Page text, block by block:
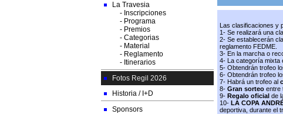
La Travesia
- Inscripciones
- Programa
- Premios
- Categorias
- Material
- Reglamento
- Itinerarios
Fotos Regil 2026
Historia / I+D
Sponsors
Las clasificaciones y
1- Se realizará una
2- Se establecerán
reglamento FEDME.
3- En la marcha o
4- La categoría mixta
5- Obtendrán trofeo
6- Obtendrán trofeo
7- Habrá un trofeo al
8- Gran sorteo entre
9- Regalo oficial de
10- LA COPA
deportiva, durante el